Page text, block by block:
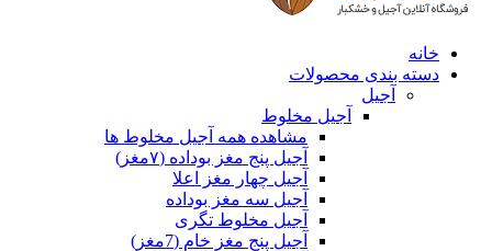
خانه
دسته بندی محصولات
آجیل
آجیل مخلوط
مشاهده همه آجیل مخلوط ها
آجیل پنج مغز بوداده (۷مغز)
آجیل چهار مغز اعلا
آجیل سه مغز بوداده
آجیل مخلوط تگری
آجیل پنج مغز خام (7مغز)